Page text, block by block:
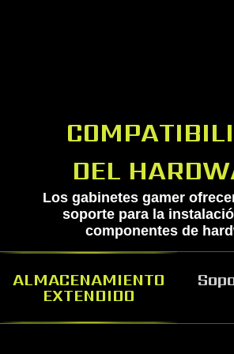
DEL
Los gabinetes gamer
soporte para la
componentes de
ALMACENAMIENTO
EXTENDIDO